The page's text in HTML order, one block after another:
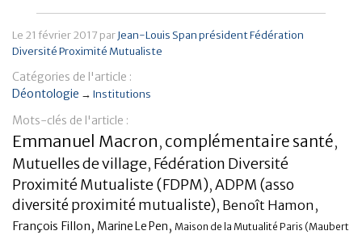
Banque
Le 21 février 2017 parJean-Louis Span président Fédération
Diversité Proximité Mutualiste
Catégories de l'article :
Déontologie → Institutions
Mots-clés de l'article :
Emmanuel Macron , complémentaire santé,
Mutuelles de village, Fédération Diversité
Proximité Mutualiste (FDPM), ADPM (asso
diversité proximité mutualiste), Benoît Hamon ,
François Fillon, Marine Le Pen, Maison de la Mutualité Paris (Maubert